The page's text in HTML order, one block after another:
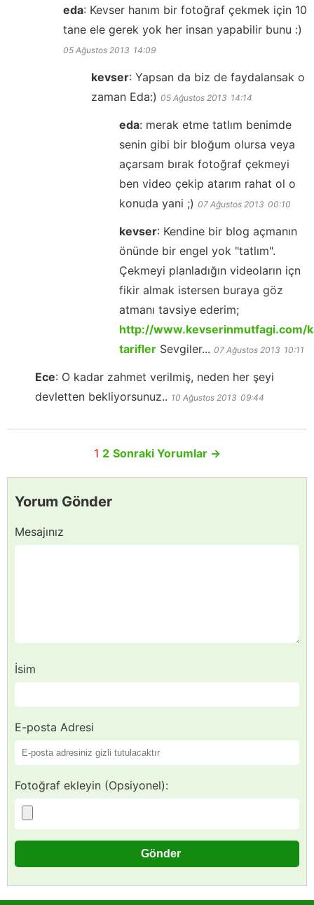
eda: Kevser hanım bir fotoğraf çekmek için 10
tane ele gerek yok her insan yapabilir bunu :)
05 Ağustos 2013 14:09
kevser: Yapsan da biz de faydalansak o
zaman Eda:) 05 Ağustos 2013 14:14
eda: merak etme tatlım benimde
senin gibi bir bloğum olursa veya
açarsam bırak fotoğraf çekmeyi
ben video çekip atarım rahat ol o
konuda yani ;) 07 Ağustos 2013 00:10
kevser: Kendine bir blog açmanın
önünde bir engel yok "tatlım".
Çekmeyi planladığın videoların içn
fikir almak istersen buraya göz
atmanı tavsiye ederim;
http://www.kevserinmutfagi.com/
tarifler Sevgiler... 07 Ağustos 2013 10:11
Ece: O kadar zahmet verilmiş, neden her şeyi
devletten bekliyorsunuz.. 10 Ağustos 2013 09:44
1 2 Sonraki Yorumlar →
Yorum Gönder
Mesajınız
İsim
E-posta Adresi
Fotoğraf ekleyin (Opsiyonel):